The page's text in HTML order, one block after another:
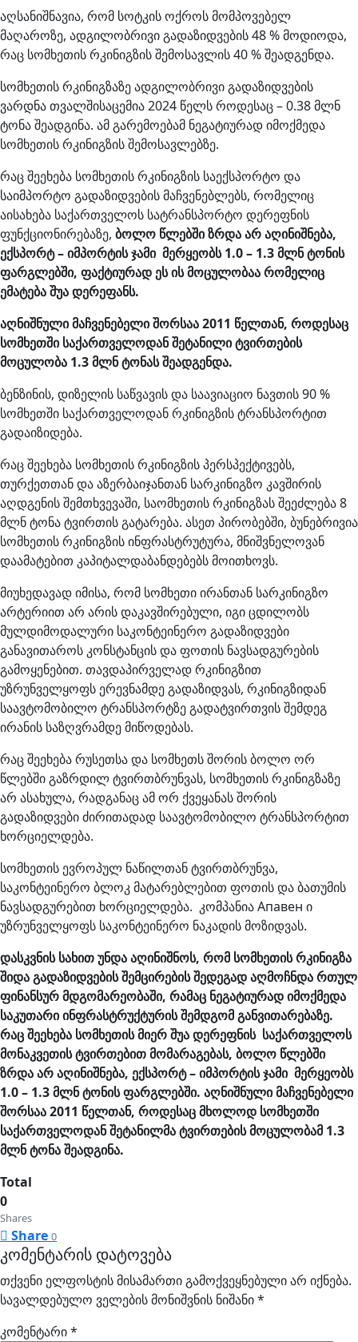
აღსანიშნავია, რომ სოტკის ოქროს მომპოვებელ
მაღაროზე, ადგილობრივი გადაზიდვების 48 % მოდიოდა,
რაც სომხეთის რკინიგზის შემოსავლის 40 % შეადგენდა.
სომხეთის რკინიგზაზე ადგილობრივი გადაზიდვების
ვარდნა თვალშისაცემია 2024 წელს როდესაც – 0.38 მლნ
ტონა შეადგინა. ამ გარემოებამ ნეგატიურად იმოქმედა
სომხეთის რკინიგზის შემოსავლებზე.
რაც შეეხება სომხეთის რკინიგზის საექსპორტო და
საიმპორტო გადაზიდვების მაჩვენებლებს, რომელიც
აისახება საქართველოს სატრანსპორტო დერეფნის
ფუნქციონირებაზე, ბოლო წლებში ზრდა არ აღინიშნება,
ექსპორტ – იმპორტის ჯამი მერყეობს 1.0 – 1.3 მლნ ტონის
ფარგლებში, ფაქტიურად ეს ის მოცულობაა რომელიც
ემატება შუა დერეფანს.
აღნიშნული მაჩვენებელი შორსაა 2011 წელთან, როდესაც
სომხეთში საქართველოდან შეტანილი ტვირთების
მოცულობა 1.3 მლნ ტონას შეადგენდა.
ბენზინის, დიზელის საწვავის და საავიაციო ნავთის 90 %
სომხეთში საქართველოდან რკინიგზის ტრანსპორტით
გადაიზიდება.
რაც შეეხება სომხეთის რკინიგზის პერსპექტივებს,
თურქეთთან და აზერბაიჯანთან სარკინიგზო კავშირის
აღდგენის შემთხვევაში, საომხეთის რკინიგზას შეეძლება 8
მლნ ტონა ტვირთის გატარება. ასეთ პირობებში, ბუნებრივია
სომხეთის რკინიგზის ინფრასტრუტურა, მნიშვნელოვან
დაამატებით კაპიტალდაბანდებებს მოითხოვს.
მიუხედავად იმისა, რომ სომხეთი ირანთან სარკინიგზო
არტერიით არ არის დაკავშირებული, იგი ცდილობს
მულდიმოდალური საკონტეინერო გადაზიდვები
განავითაროს კონსტანცის და ფოთის ნავსადგურების
გამოყენებით. თავდაპირველად რკინიგზით
უზრუნველყოფს ერევნამდე გადაზიდვას, რკინიგზიდან
საავტომობილო ტრანსპორტზე გადატვირთვის შემდეგ
ირანის საზღვრამდე მიწოდებას.
რაც შეეხება რუსეთსა და სომხეთს შორის ბოლო ორ
წლებში გაზრდილ ტვირთბრუნვას, სომხეთის რკინიგზაზე
არ ასახულა, რადგანაც ამ ორ ქვეყანას შორის
გადაზიდვები ძირითადად საავტომობილო ტრანსპორტით
ხორციელდება.
სომხეთის ევროპულ ნაწილთან ტვირთბრუნვა,
საკონტეინერო ბლოკ მატარებლებით ფოთის და ბათუმის
ნავსადგურებით ხორციელდება. კომპანია Апавен ი
უზრუნველყოფს საკონტეინერო ნაკადის მოზიდვას.
დასკვნის სახით უნდა აღინიშნოს, რომ სომხეთის რკინიგზა
შიდა გადაზიდვების შემცირების შედეგად აღმოჩნდა რთულ
ფინანსურ მდგომარეობაში, რამაც ნეგატიურად იმოქმედა
საკუთარი ინფრასტრუქტურის შემდგომ განვითარებაზე.
რაც შეეხება სომხეთის მიერ შუა დერეფნის საქართველოს
მონაკვეთის ტვირთებით მომარაგებას, ბოლო წლებში
ზრდა არ აღინიშნება, ექსპორტ – იმპორტის ჯამი მერყეობს
1.0 – 1.3 მლნ ტონის ფარგლებში. აღნიშნული მაჩვენებელი
შორსაა 2011 წელთან, როდესაც მხოლოდ სომხეთში
საქართველოდან შეტანილმა ტვირთების მოცულობამ 1.3
მლნ ტონა შეადგინა.
Total
0
Shares
Share 0
კომენტარის დატოვება
თქვენი ელფოსტის მისამართი გამოქვეყნებული არ იქნება.
სავალდებულო ველების მონიშვნის ნიშანი*
კომენტარი*